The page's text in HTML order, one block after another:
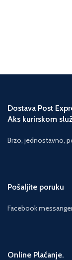
Dostava Post
Aks kurirskom
Brzo, jednostavno,
Pošaljite poruku
Facebook
Online Plaćanje.